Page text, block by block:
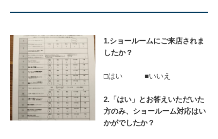
1.ショールームにご来店されま
したか？
□はい ■いいえ
2.「はい」とお答えいただいた
方のみ、 ショールーム対応はい
かがでしたか？